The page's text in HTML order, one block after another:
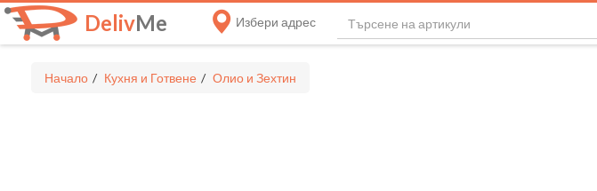
DelivMe Избери адрес
Начало Кухня и Готвене Олио и Зехтин